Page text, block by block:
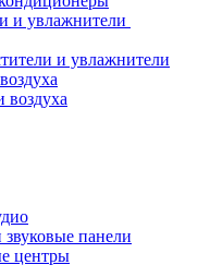
и увлажнители
и увлажнители
воздуха
панели
центры